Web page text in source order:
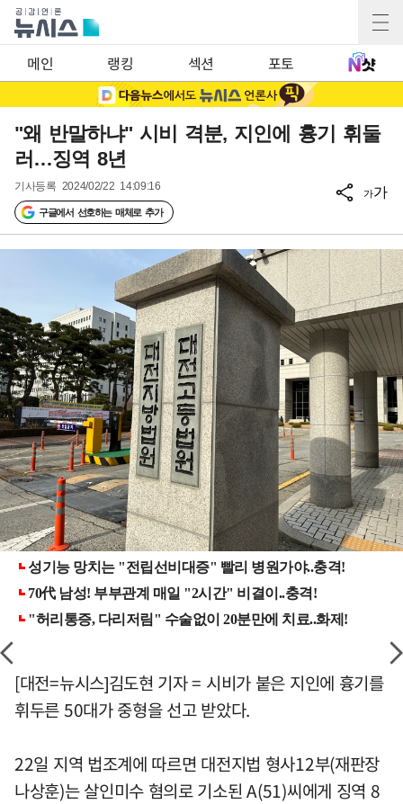
메인 랭킹 섹션 포토
"왜 반말하냐" 시비 격분, 지인에 흉기 휘둘
러…징역 8년
기사등록 2024/02/22 14:09:16
구글에서 선호하는 매체로 추가
가가
[대전=뉴시스]김도현 기자 = 시비가 붙은 지인에 흉기를
휘두른 50대가 중형을 선고 받았다.
22일 지역 법조계에 따르면 대전지법 형사12부(재판장
나상훈)는 살인미수 혐의로 기소된 A(51)씨에게 징역 8